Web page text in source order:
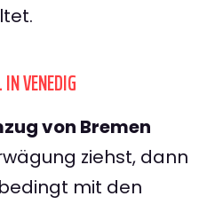
VENEDIG
von Bremen
ziehst, dann
mit den